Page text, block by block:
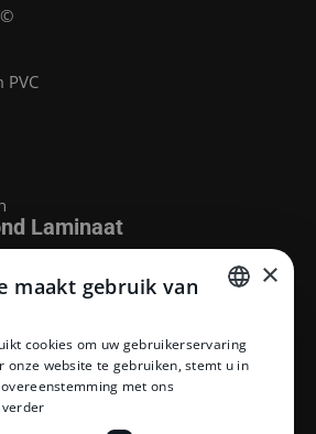
PVC
Laminaat
den Ijssel
DUTCH
×
maakt gebruik van
cookies om uw gebruikerservaring
onze website te gebruiken, stemt u in
met ons
verder